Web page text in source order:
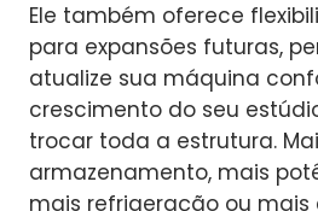
Ele também oferece
para expansões futuras,
atualize sua máquina
crescimento do seu
trocar toda a estrutura.
armazenamento, mais
mais refrigeração ou